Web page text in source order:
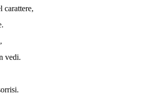
carattere,
vedi.